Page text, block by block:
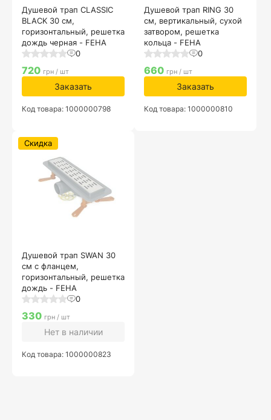
Душевой трап CLASSIC
BLACK 30 см,
горизонтальный, решетка
дождь черная - FEHA
0
720 грн / шт
Заказать
Код товара: 1000000798
Душевой трап RING 30
см, вертикальный, сухой
затвором, решетка
кольца - FEHA
0
660 грн / шт
Заказать
Код товара: 1000000810
Душевой трап SWAN 30
см с фланцем,
горизонтальный, решетка
дождь - FEHA
0
Скидка
330 грн / шт
Нет в наличии
Код товара: 1000000823